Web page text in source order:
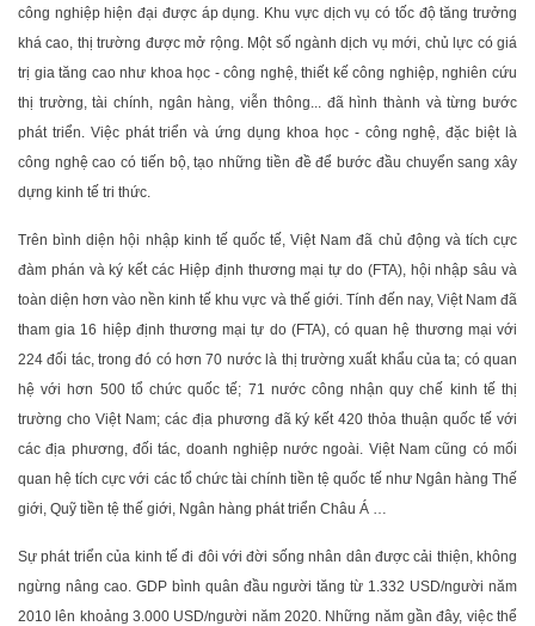
công nghiệp hiện đại được áp dụng. Khu vực dịch vụ có tốc độ tăng trưởng
khá cao, thị trường được mở rộng. Một số ngành dịch vụ mới, chủ lực có giá
trị gia tăng cao như khoa học - công nghệ, thiết kế công nghiệp, nghiên cứu
thị trường, tài chính, ngân hàng, viễn thông... đã hình thành và từng bước
phát triển. Việc phát triển và ứng dụng khoa học - công nghệ, đặc biệt là
công nghệ cao có tiến bộ, tạo những tiền đề để bước đầu chuyển sang xây
dựng kinh tế tri thức.
Trên bình diện hội nhập kinh tế quốc tế, Việt Nam đã chủ động và tích cực
đàm phán và ký kết các Hiệp định thương mại tự do (FTA), hội nhập sâu và
toàn diện hơn vào nền kinh tế khu vực và thế giới. Tính đến nay, Việt Nam đã
tham gia 16 hiệp định thương mại tự do (FTA), có quan hệ thương mại với
224 đối tác, trong đó có hơn 70 nước là thị trường xuất khẩu của ta; có quan
hệ với hơn 500 tổ chức quốc tế; 71 nước công nhận quy chế kinh tế thị
trường cho Việt Nam; các địa phương đã ký kết 420 thỏa thuận quốc tế với
các địa phương, đối tác, doanh nghiệp nước ngoài. Việt Nam cũng có mối
quan hệ tích cực với các tổ chức tài chính tiền tệ quốc tế như Ngân hàng Thế
giới, Quỹ tiền tệ thế giới, Ngân hàng phát triển Châu Á …
Sự phát triển của kinh tế đi đôi với đời sống nhân dân được cải thiện, không
ngừng nâng cao. GDP bình quân đầu người tăng từ 1.332 USD/người năm
2010 lên khoảng 3.000 USD/người năm 2020. Những năm gần đây, việc thể